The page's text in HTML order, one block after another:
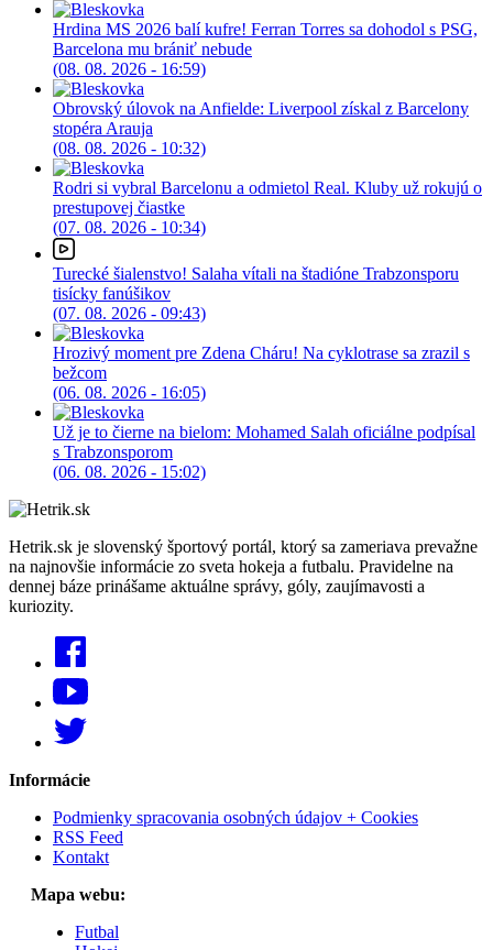
Hrdina MS 2026 balí kufre! Ferran Torres sa dohodol s PSG,
Barcelona mu brániť nebude
(08. 08. 2026 - 16:59)
Obrovský úlovok na Anfielde: Liverpool získal z Barcelony
stopéra Arauja
(08. 08. 2026 - 10:32)
Rodri si vybral Barcelonu a odmietol Real. Kluby už rokujú o
prestupovej čiastke
(07. 08. 2026 - 10:34)
Turecké šialenstvo! Salaha vítali na štadióne Trabzonsporu
tisícky fanúšikov
(07. 08. 2026 - 09:43)
Hrozivý moment pre Zdena Cháru! Na cyklotrase sa zrazil s
bežcom
(06. 08. 2026 - 16:05)
Už je to čierne na bielom: Mohamed Salah oficiálne podpísal
s Trabzonsporom
(06. 08. 2026 - 15:02)
Hetrik.sk je slovenský športový portál, ktorý sa zameriava prevažne
na najnovšie informácie zo sveta hokeja a futbalu. Pravidelne na
dennej báze prinášame aktuálne správy, góly, zaujímavosti a
kuriozity.
Informácie
Podmienky spracovania osobných údajov + Cookies
RSS Feed
Kontakt
Mapa webu:
Futbal